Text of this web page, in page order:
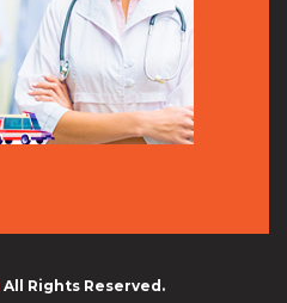
All Rights Reserved.